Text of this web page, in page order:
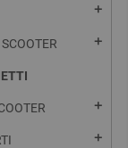
add
add
add
add